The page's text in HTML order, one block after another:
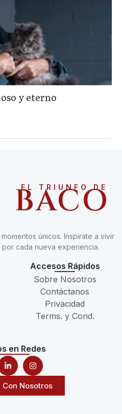
y eterno
EL TRIUNFO DE
BACO
únicos. Inspirate a vivir
cada nueva experiencia.
Accesos Rápidos
Sobre Nosotros
Contáctanos
Privacidad
Terms. y Cond.
en Redes
Con Nosotros